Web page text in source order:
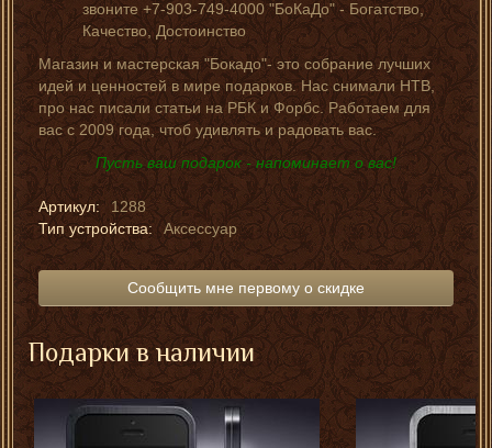
звоните +7-903-749-4000 "БоКаДо" - Богатство,
Качество, Достоинство
Магазин и мастерская "Бокадо"- это собрание лучших
идей и ценностей в мире подарков. Нас снимали НТВ,
про нас писали статьи на РБК и Форбс. Работаем для
вас с 2009 года, чтоб удивлять и радовать вас.
Пусть ваш подарок - напоминает о вас!
Артикул:
1288
Тип устройства:
Аксессуар
Сообщить мне первому о скидке
Подарки в наличии